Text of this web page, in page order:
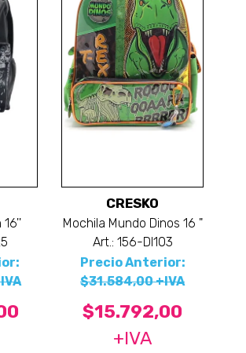
16''
CRESKO
Mochila Mundo Dinos 16 "
Art.: 156-DI103
Precio Anterior:
$31.584,00 +IVA
$15.792,00
+IVA